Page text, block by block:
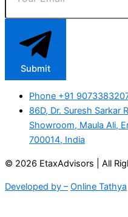
Submit
Phone +91
86D, Dr. Suresh Sarkar
Showroom, Maula Ali,
700014, India
© 2026 EtaxAdvisors | All
Developed by – Online Tathya